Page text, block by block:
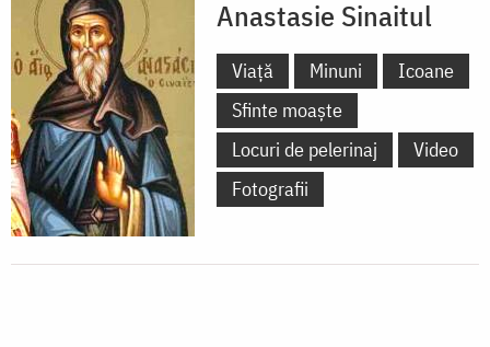
Anastasie Sinaitul
Viață Minuni
Icoane
Sfinte moaște
Locuri de pelerinaj
Video
Fotografii